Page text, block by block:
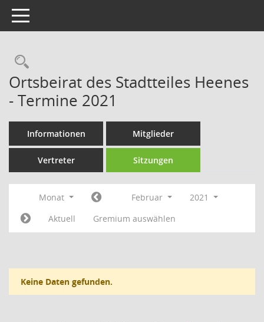
Toggle navigation
Rechercheauswahl
Ortsbeirat des Stadtteiles Heenes
- Termine 2021
Informationen Mitglieder
Vertreter Sitzungen
Monat Februar
2021
Aktuell
Gremium auswählen
Keine Daten gefunden.